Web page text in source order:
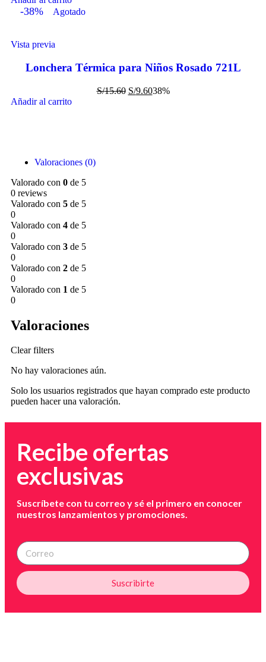
-38% Agotado
Vista previa
Lonchera Térmica para Niños Rosado 721L
S/15.60 S/9.6038%
Añadir al carrito
Valoraciones (0)
Valorado con 0 de 5
0 reviews
Valorado con 5 de 5
0
Valorado con 4 de 5
0
Valorado con 3 de 5
0
Valorado con 2 de 5
0
Valorado con 1 de 5
0
Valoraciones
Clear filters
No hay valoraciones aún.
Solo los usuarios registrados que hayan comprado este producto
pueden hacer una valoración.
Recibe ofertas
exclusivas
Suscríbete con tu correo y sé el primero en conocer
nuestros lanzamientos y promociones.
Suscribirte